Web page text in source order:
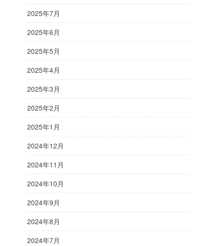
2025年7月
2025年6月
2025年5月
2025年4月
2025年3月
2025年2月
2025年1月
2024年12月
2024年11月
2024年10月
2024年9月
2024年8月
2024年7月